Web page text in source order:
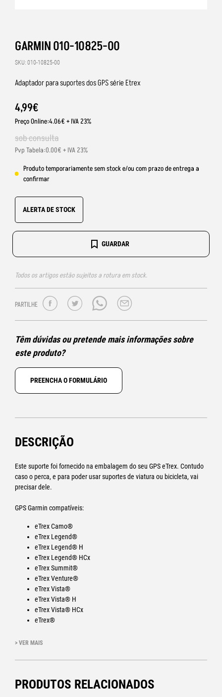
GARMIN 010-10825-00
SKU: 010-10825-00
Adaptador para suportes dos GPS série Etrex
4,99€
Preço Online:4.06€ + IVA 23%
sob consulta
Pvp Tabela:0.00€ + IVA 23%
Produto temporariamente sem stock e/ou com prazo de entrega a
confirmar
ALERTA DE STOCK
GUARDAR
Todos os artigos estão sujeitos a rotura em stock.
PARTILHE
Têm dúvidas ou pretende mais informações sobre
este produto?
PREENCHA O FORMULÁRIO
DESCRIÇÃO
Este suporte foi fornecido na embalagem do seu GPS eTrex. Contudo
caso o perca, e para poder usar suportes de viatura ou bicicleta, vai
precisar dele.
GPS Garmin compatíveis:
eTrex Camo®
eTrex Legend®
eTrex Legend® H
eTrex Legend® HCx
eTrex Summit®
eTrex Venture®
eTrex Vista®
eTrex Vista® H
eTrex Vista® HCx
eTrex®
> VER MAIS
PRODUTOS RELACIONADOS